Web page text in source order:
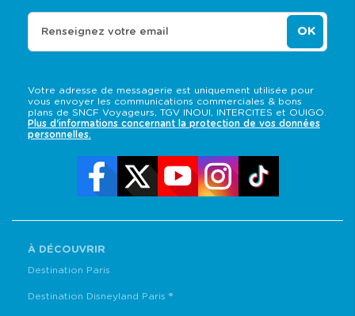
Votre adresse de messagerie est uniquement utilisée pour
vous envoyer les communications commerciales & bons
plans de SNCF Voyageurs, TGV INOUI, INTERCITES et OUIGO.
Plus d'informations concernant la protection de vos données
personnelles.
Renseignez votre email OK
À DÉCOUVRIR
Destination Paris
Destination Disneyland Paris ®